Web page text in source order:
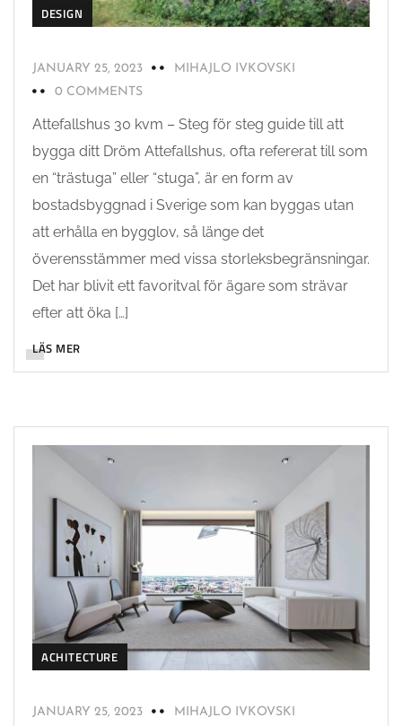
DESIGN
JANUARY 25, 2023
MIHAJLO IVKOVSKI
0 COMMENTS
Attefallshus 30 kvm – Steg för steg guide till att
bygga ditt Dröm Attefallshus, ofta refererat till som
en “trästuga” eller “stuga”, är en form av
bostadsbyggnad i Sverige som kan byggas utan
att erhålla en bygglov, så länge det
överensstämmer med vissa storleksbegränsningar.
Det har blivit ett favoritval för ägare som strävar
efter att öka […]
LÄS MER
ACHITECTURE
JANUARY 25, 2023
MIHAJLO IVKOVSKI